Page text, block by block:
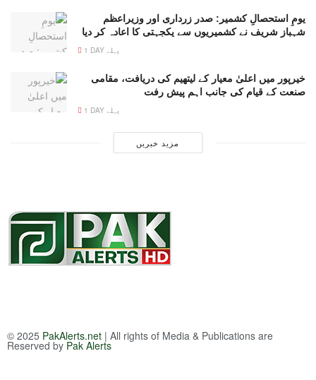
یومِ استحصالِ کشمیر: صدر زرداری اور وزیراعظم
شہباز شریف نے کشمیریوں سے یکجہتی کا اعادہ کر دیا
1 DAY پہلے
خیرپور میں اعلیٰ معیار کے لیتھیم کی دریافت، مقامی
صنعت کے قیام کی جانب اہم پیش رفت
1 DAY پہلے
مزید خبریں
© 2025 PakAlerts.net | All rights of Media & Publications are
Reserved by Pak Alerts